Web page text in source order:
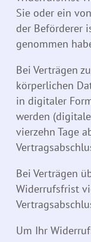
Sie oder ein
der Beförderer
genommen
Bei Verträgen
körperlichen
in digitaler
werden
vierzehn Tage
Bei Verträgen
Widerrufsfrist
Um Ihr